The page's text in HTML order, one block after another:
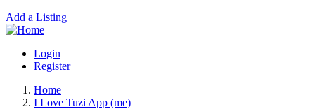
Add a Listing
Login
Register
Home
I Love Tuzi App (me)